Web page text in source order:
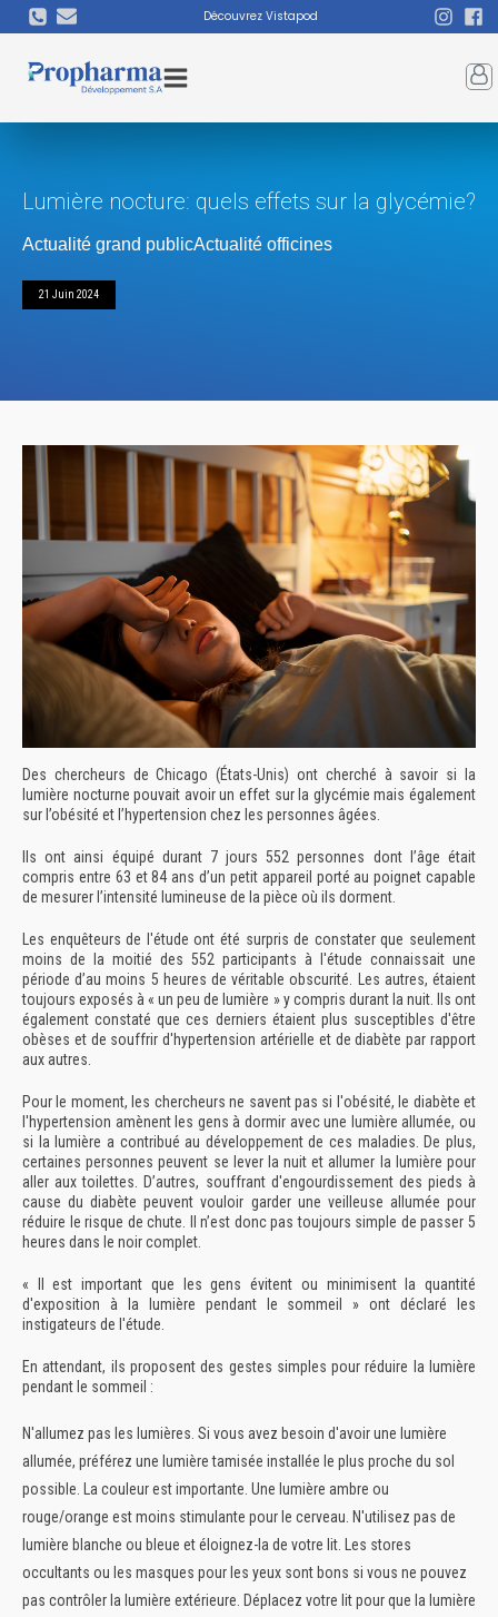
Découvrez Vistapod
Lumière nocture: quels effets sur la glycémie?
Actualité grand publicActualité officines
21 Juin 2024
Des chercheurs de Chicago (États-Unis) ont cherché à savoir si la
lumière nocturne pouvait avoir un effet sur la glycémie mais également
sur l’obésité et l’hypertension chez les personnes âgées.
Ils ont ainsi équipé durant 7 jours 552 personnes dont l’âge était
compris entre 63 et 84 ans d’un petit appareil porté au poignet capable
de mesurer l’intensité lumineuse de la pièce où ils dorment.
Les enquêteurs de l'étude ont été surpris de constater que seulement
moins de la moitié des 552 participants à l'étude connaissait une
période d’au moins 5 heures de véritable obscurité. Les autres, étaient
toujours exposés à « un peu de lumière » y compris durant la nuit. Ils ont
également constaté que ces derniers étaient plus susceptibles d'être
obèses et de souffrir d'hypertension artérielle et de diabète par rapport
aux autres.
Pour le moment, les chercheurs ne savent pas si l'obésité, le diabète et
l'hypertension amènent les gens à dormir avec une lumière allumée, ou
si la lumière a contribué au développement de ces maladies. De plus,
certaines personnes peuvent se lever la nuit et allumer la lumière pour
aller aux toilettes. D’autres, souffrant d'engourdissement des pieds à
cause du diabète peuvent vouloir garder une veilleuse allumée pour
réduire le risque de chute. Il n’est donc pas toujours simple de passer 5
heures dans le noir complet.
« Il est important que les gens évitent ou minimisent la quantité
d'exposition à la lumière pendant le sommeil » ont déclaré les
instigateurs de l'étude.
En attendant, ils proposent des gestes simples pour réduire la lumière
pendant le sommeil :
N'allumez pas les lumières. Si vous avez besoin d'avoir une lumière
allumée, préférez une lumière tamisée installée le plus proche du sol
possible.
La couleur est importante. Une lumière ambre ou
rouge/orange est moins stimulante pour le cerveau. N'utilisez pas de
lumière blanche ou bleue et éloignez-la de votre lit.
Les stores
occultants ou les masques pour les yeux sont bons si vous ne pouvez
pas contrôler la lumière extérieure. Déplacez votre lit pour que la lumière